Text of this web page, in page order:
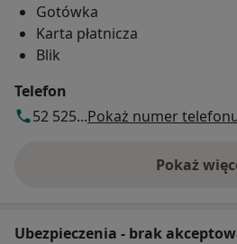
Gotówka
Karta płatnicza
Blik
Telefon
52 525...Pokaż numer
Pokażo
Ubezpieczenia - brak